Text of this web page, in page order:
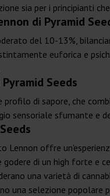
sia per i principianti
di Pyramid
del 10-13%,
euforica e
Seeds
di sapore, che
sensoriale sfumante e
offre
di un high forte e
una varietà di
una selezione popolare